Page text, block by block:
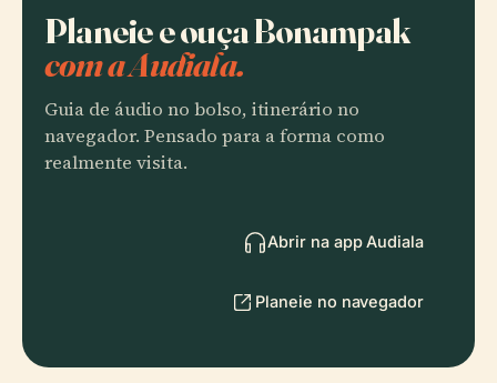
Planeie e ouça Bonampak
com a Audiala.
Guia de áudio no bolso, itinerário no
navegador. Pensado para a forma como
realmente visita.
Abrir na app Audiala
Planeie no navegador